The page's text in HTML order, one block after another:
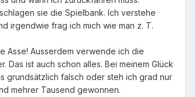
sie die Spielbank. Ich verstehe
irgendwie frag ich mich wie man z. T.
Asse! Ausserdem verwende ich die
Das ist auch schon alles. Bei meinem Glück
grundsätzlich falsch oder steh ich grad nur
mehrer Tausend gewonnen.